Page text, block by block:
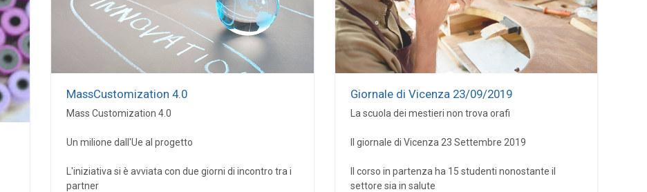
MassCustomization 4.0
Mass Customization 4.0
Un milione dall'Ue al progetto
L'iniziativa si è avviata con due giorni di incontro tra i
partner
Giornale di Vicenza 23/09/2019
La scuola dei mestieri non trova orafi
Il giornale di Vicenza 23 Settembre 2019
Il corso in partenza ha 15 studenti nonostante il
settore sia in salute